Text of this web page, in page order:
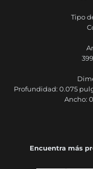
Tipo
Profundidad: 0.075
Ancho:
Encuentra más